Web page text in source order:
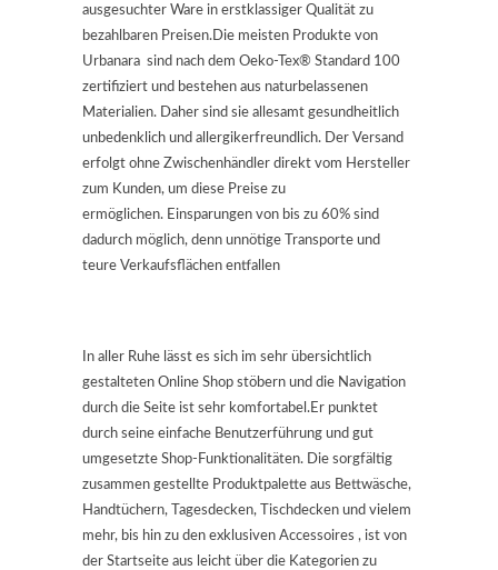
ausgesuchter Ware in erstklassiger Qualität zu
bezahlbaren Preisen.Die meisten Produkte von
Urbanara sind nach dem Oeko-Tex® Standard 100
zertifiziert und bestehen aus naturbelassenen
Materialien. Daher sind sie allesamt gesundheitlich
unbedenklich und allergikerfreundlich. Der Versand
erfolgt ohne Zwischenhändler direkt vom Hersteller
zum Kunden, um diese Preise zu
ermöglichen. Einsparungen von bis zu 60% sind
dadurch möglich, denn unnötige Transporte und
teure Verkaufsflächen entfallen
In aller Ruhe lässt es sich im sehr übersichtlich
gestalteten Online Shop stöbern und die Navigation
durch die Seite ist sehr komfortabel.Er punktet
durch seine einfache Benutzerführung und gut
umgesetzte Shop-Funktionalitäten. Die sorgfältig
zusammen gestellte Produktpalette aus Bettwäsche,
Handtüchern, Tagesdecken, Tischdecken und vielem
mehr, bis hin zu den exklusiven Accessoires , ist von
der Startseite aus leicht über die Kategorien zu